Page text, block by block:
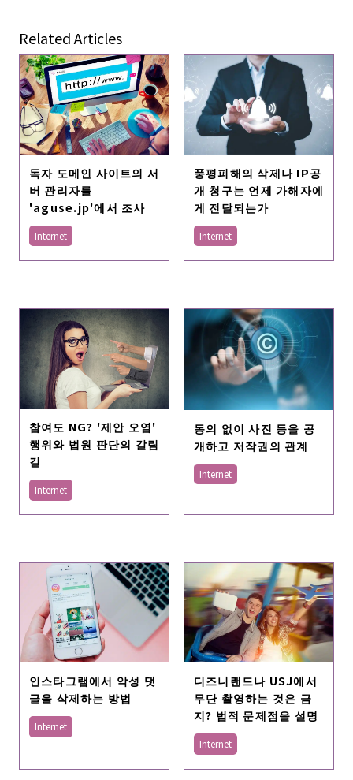
Related Articles
독자 도메인 사이트의 서
버 관리자를
'aguse.jp'에서 조사
Internet
풍평피해의 삭제나 IP공
개 청구는 언제 가해자에
게 전달되는가
Internet
참여도 NG? '제안 오염'
행위와 법원 판단의 갈림
길
Internet
동의 없이 사진 등을 공
개하고 저작권의 관계
Internet
인스타그램에서 악성 댓
글을 삭제하는 방법
Internet
디즈니랜드나 USJ에서
무단 촬영하는 것은 금
지? 법적 문제점을 설명
Internet